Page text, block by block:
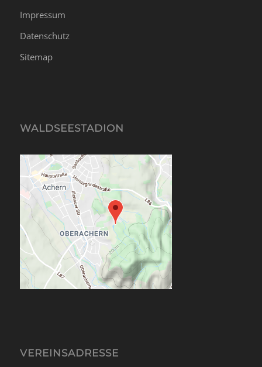
Impressum
Datenschutz
Sitemap
WALDSEESTADION
VEREINSADRESSE